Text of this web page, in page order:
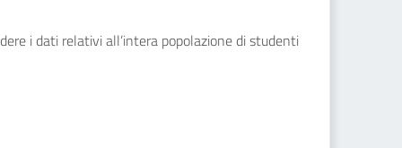
i dati relativi all’intera popolazione di studenti